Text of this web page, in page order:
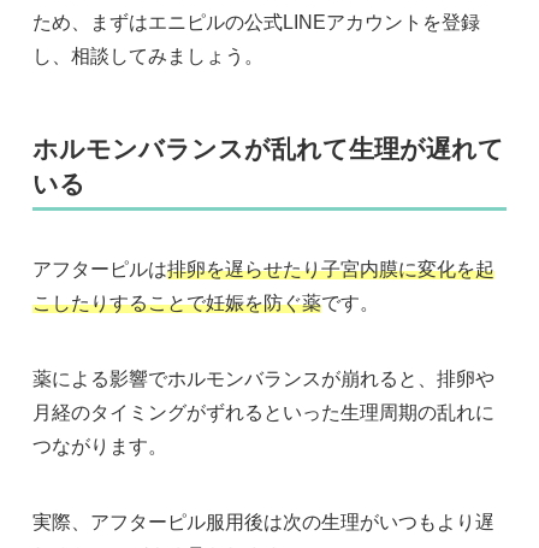
ため、まずはエニピルの公式LINEアカウントを登録
し、相談してみましょう。
ホルモンバランスが乱れて生理が遅れて
いる
アフターピルは排卵を遅らせたり子宮内膜に変化を起
こしたりすることで妊娠を防ぐ薬です。
薬による影響でホルモンバランスが崩れると、排卵や
月経のタイミングがずれるといった生理周期の乱れに
つながります。
実際、アフターピル服用後は次の生理がいつもより遅